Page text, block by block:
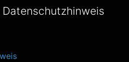
Datenschutzhinweis